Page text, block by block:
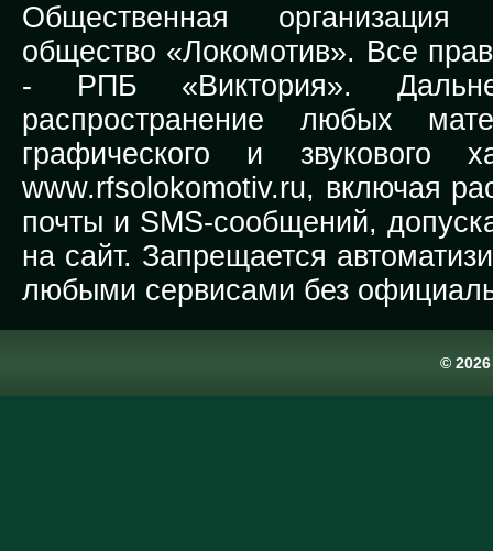
Общественная организация
общество «Локомотив». Все
- РПБ «Виктория».
распространение любых
графического и звукового
www.rfsolokomotiv.ru, включая
почты и SMS-сообщений,
на сайт. Запрещается
любыми сервисами без
©